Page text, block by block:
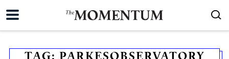
TAG: PARKESOBSERVATORY